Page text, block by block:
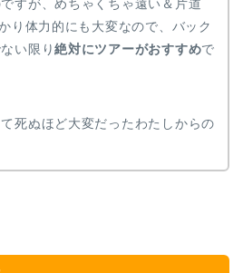
すが、めちゃくちゃ遠い＆片道
り体力的にも大変なので、バック
い限り絶対にツアーがおすすめで
死ぬほど大変だったわたしからの